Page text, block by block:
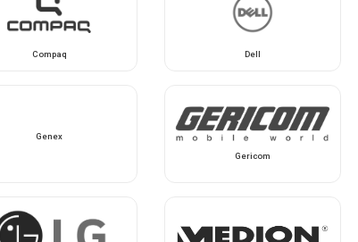
Compaq Dell
Genex
Gericom